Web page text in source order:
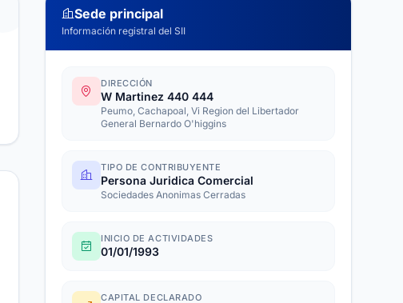
Sede principal
Información registral del SII
DIRECCIÓN
W Martinez 440 444
Peumo, Cachapoal, Vi Region del Libertador
General Bernardo O'higgins
TIPO DE CONTRIBUYENTE
Persona Juridica Comercial
Sociedades Anonimas Cerradas
INICIO DE ACTIVIDADES
01/01/1993
CAPITAL DECLARADO